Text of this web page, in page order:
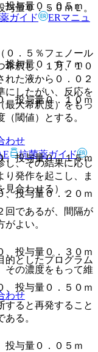
量０．５０ｍＬ。
０．５％フェノール
希釈し、１万、１０
れた液から０．０２
にしたがい、反応を
最大希釈度）をもっ
閾値）とする。
し、その結果に応じ
り発作を起こし、ま
見合わせる）。
回であるが、間隔が
よい。
その濃度をもって維
すると再発すること
る。
与量０．０５ｍ
与量０．０７ｍ
投与量０．１０ｍ
投与量０．１５ｍ
投与量０．２０ｍ
投与量０．３０ｍ
投与量０．５０ｍ
与量０．０５ｍ
ガイド
ERマニュ
わせ
抗菌薬ガイド
としたプログラム
わせ